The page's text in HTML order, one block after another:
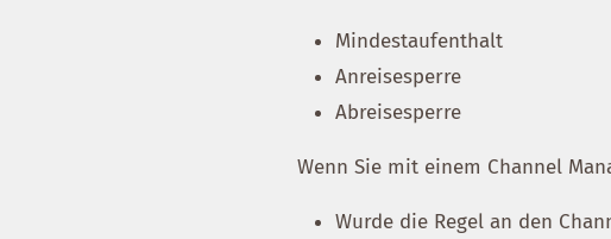
Mindestaufenthalt
Anreisesperre
Abreisesperre
Wenn Sie mit einem Channel
Wurde die Regel an den